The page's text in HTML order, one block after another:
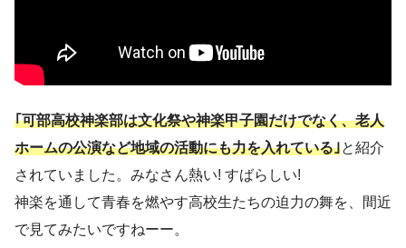
｢可部高校神楽部は文化祭や神楽甲子園だけでなく、老人
ホームの公演など地域の活動にも力を入れている｣と紹介
されていました。みなさん熱い! すばらしい!
神楽を通して青春を燃やす高校生たちの迫力の舞を、間近
で見てみたいですねーー。